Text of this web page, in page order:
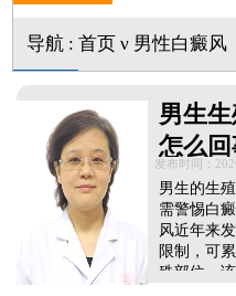
导航: 首页ν 男性白癜风
男生
怎么
发布时间：
男生的生
需警惕白
风近年来
限制，可
殊部位，